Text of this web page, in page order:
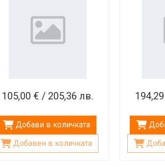
105,00 € / 205,36 лв.
Добави в количката
Добавен в количката